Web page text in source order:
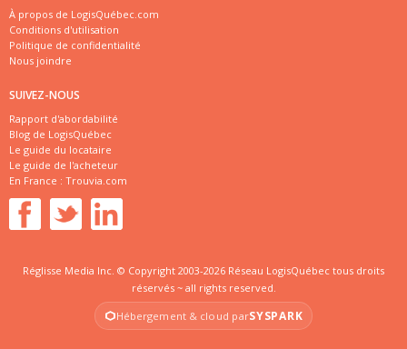
À propos de LogisQuébec.com
Conditions d'utilisation
Politique de confidentialité
Nous joindre
SUIVEZ-NOUS
Rapport d'abordabilité
Blog de LogisQuébec
Le guide du locataire
Le guide de l'acheteur
En France : Trouvia.com
Réglisse Media Inc. © Copyright 2003-2026 Réseau LogisQuébec tous droits
réservés ~ all rights reserved.
Hébergement & cloud parSYSPARK